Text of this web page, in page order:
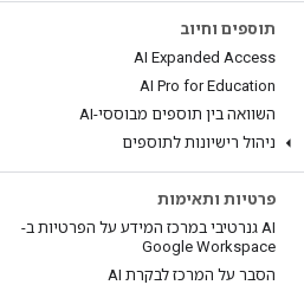
תוספים וחיוב
AI Expanded Access
AI Pro for Education
השוואה בין תוספים מבוססי-AI
ניהול רישיונות לתוספים
פרטיות ותאימות
‫AI גנרטיבי במרכז המידע על הפרטיות ב-
Google Workspace
הסבר על המרכז לבקרת AI